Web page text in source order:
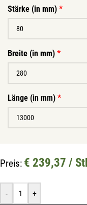
Stärke (in mm) *
Breite (in mm) *
Länge (in mm) *
Preis: € 239,37 /
- +
Mit